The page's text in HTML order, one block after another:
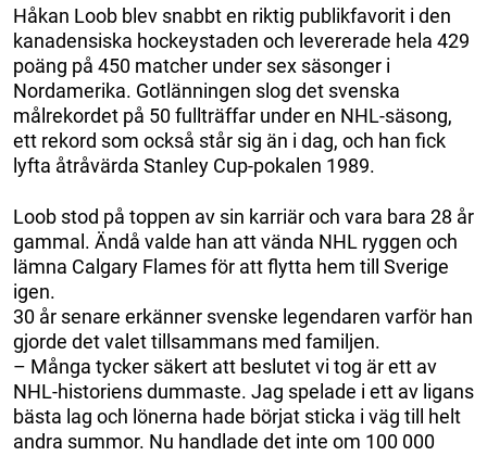
Håkan Loob blev snabbt en riktig publikfavorit i den
kanadensiska hockeystaden och levererade hela 429
poäng på 450 matcher under sex säsonger i
Nordamerika. Gotlänningen slog det svenska
målrekordet på 50 fullträffar under en NHL-säsong,
ett rekord som också står sig än i dag, och han fick
lyfta åtråvärda Stanley Cup-pokalen 1989.
Loob stod på toppen av sin karriär och vara bara 28 år
gammal. Ändå valde han att vända NHL ryggen och
lämna Calgary Flames för att flytta hem till Sverige
igen.
30 år senare erkänner svenske legendaren varför han
gjorde det valet tillsammans med familjen.
– Många tycker säkert att beslutet vi tog är ett av
NHL-historiens dummaste. Jag spelade i ett av ligans
bästa lag och lönerna hade börjat sticka i väg till helt
andra summor. Nu handlade det inte om 100 000